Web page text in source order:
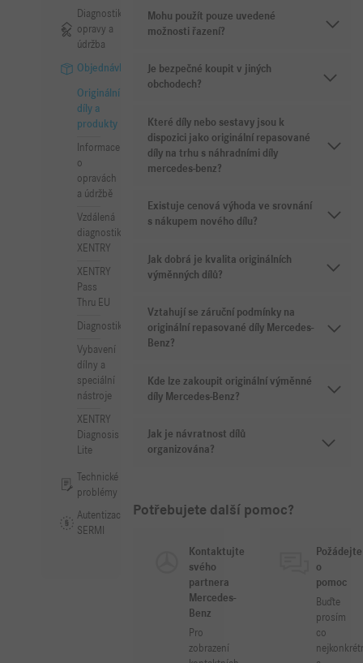
Diagnostika,
opravy a
údržba
Objednávky
Originální
díly a
produkty
Informace
o
opravách
a údržbě
Vzdálená
diagnostika
XENTRY
XENTRY
Pass
Thru EU
Diagnostika
Vybavení
dílny a
speciální
nástroje
XENTRY
Diagnosis
Lite
Technické
problémy
Autentizace
SERMI
Mohu použít pouze uvedené
možnosti řazení?
Je bezpečné koupit v jiných
obchodech?
Které díly nebo sestavy jsou k
dispozici jako originální repasované
díly na trhu s náhradními díly
mercedes-benz?
Existuje cenová výhoda ve srovnání
s nákupem nového dílu?
Jak dobrá je kvalita originálních
výměnných dílů?
Vztahují se záruční podmínky na
originální repasované díly Mercedes-
Benz?
Kde lze zakoupit originální výměnné
díly Mercedes-Benz?
Jak je návratnost dílů
organizována?
Potřebujete další pomoc?
Kontaktujte
svého
partnera
Mercedes-
Benz
Pro
zobrazení
Požádejte
o
pomoc
Buďte
prosím
co